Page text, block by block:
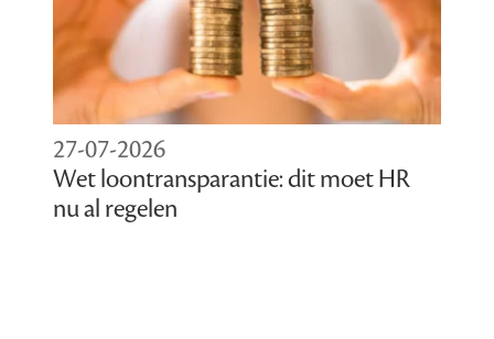
27-07-2026
Wet loontransparantie: dit moet HR
nu al regelen